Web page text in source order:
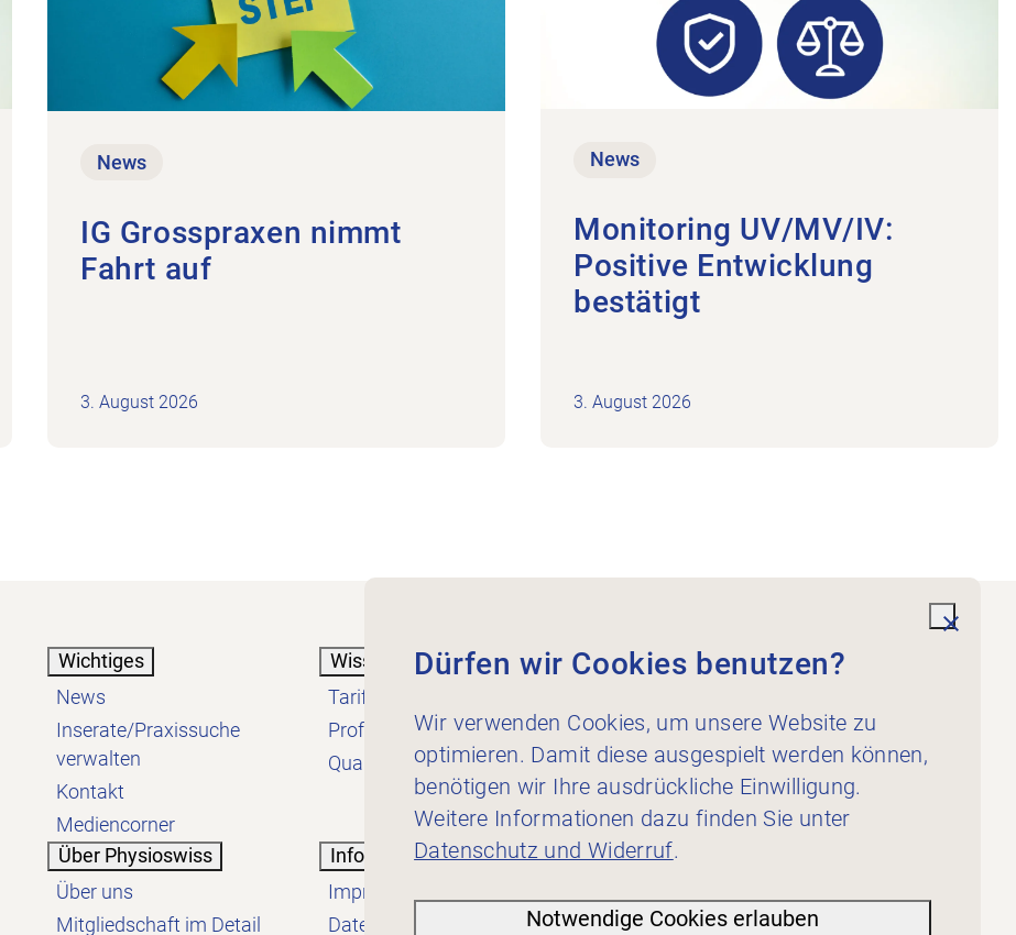
News
IG Grosspraxen nimmt
Fahrt auf
3. August 2026
News
Monitoring UV/MV/IV:
Positive Entwicklung
bestätigt
3. August 2026
Wichtiges
News
Inserate/Praxissuche
verwalten
Kontakt
Mediencorner
Wissen
Tarif
Profession
Qualität
Dienstleistungen
Für Inserent:innen
Über Physioswiss
Über uns
Mitgliedschaft im Detail
Informatives
Impressum
Datenschutzerklärung
Dürfen wir Cookies benutzen?
Wir verwenden Cookies, um unsere Website zu
optimieren. Damit diese ausgespielt werden können,
benötigen wir Ihre ausdrückliche Einwilligung.
Weitere Informationen dazu finden Sie unter
Datenschutz und Widerruf.
Notwendige Cookies erlauben